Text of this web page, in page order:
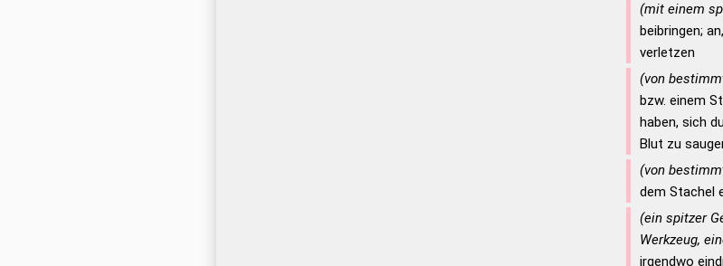
(mit einem
beibringen;
verletzen
(von
bzw. einem
haben, sich
Blut zu
(von
dem Stachel
(ein spitzer
Werkzeug,
irgendwo